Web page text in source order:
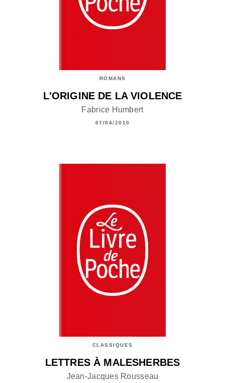
ROMANS
L'ORIGINE DE LA VIOLENCE
Fabrice Humbert
07/04/2010
CLASSIQUES
LETTRES À MALESHERBES
Jean-Jacques Rousseau